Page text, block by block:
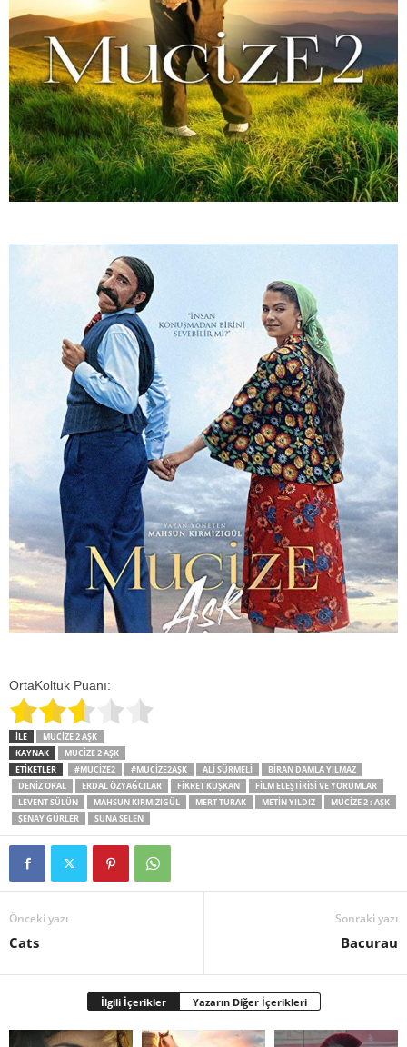
OrtaKoltuk Puanı:
İLE
MUCIZE 2 AŞK
KAYNAK
MUCIZE 2 AŞK
ETİKETLER
#MUCIZE2 #MUCIZE2AŞK ALI SÜRMELI
BIRAN DAMLA YILMAZ
DENIZ ORAL
ERDAL ÖZYAĞCILAR FIKRET KUŞKAN
FILM ELEŞTIRISI VE YORUMLAR
LEVENT SÜLÜN
MAHSUN KIRMIZIGÜL MERT TURAK METIN YILDIZ
MUCIZE 2 : AŞK
ŞENAY GÜRLER
SUNA SELEN
Önceki yazı
Cats
Sonraki yazı
Bacurau
İlgili İçerikler Yazarın Diğer İçerikleri